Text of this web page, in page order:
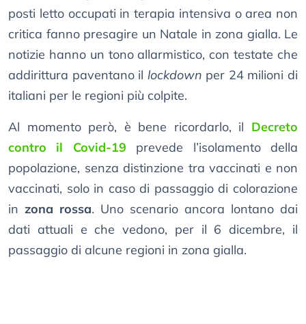
posti letto occupati in terapia intensiva o area non
critica fanno presagire un Natale in zona gialla. Le
notizie hanno un tono allarmistico, con testate che
addirittura paventano il lockdown per 24 milioni di
italiani per le regioni più colpite.
Al momento però, è bene ricordarlo, il Decreto
contro il Covid-19 prevede l’isolamento della
popolazione, senza distinzione tra vaccinati e non
vaccinati, solo in caso di passaggio di colorazione
in zona rossa. Uno scenario ancora lontano dai
dati attuali e che vedono, per il 6 dicembre, il
passaggio di alcune regioni in zona gialla.